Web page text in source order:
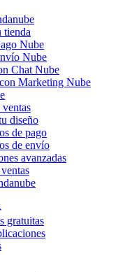
tienda
Nube
Nube
Chat Nube
Marketing Nube
diseño
de pago
de envío
avanzadas
gratuitas